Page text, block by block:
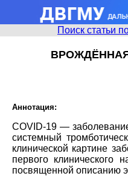
Поиск статьи
Аннотация:
CОVID-19 —
системный
клинической картине
первого клинического
посвященной описанию